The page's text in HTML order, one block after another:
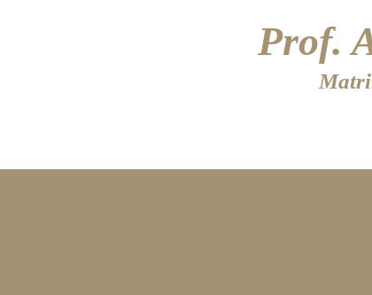
Prof.